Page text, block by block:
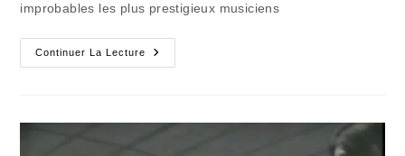
improbables les plus prestigieux musiciens
Continuer La Lecture
Ici
Et
Zéro »